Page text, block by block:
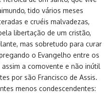
tido vários meses
e cruéis malvadezas,
libertação de um cristão,
mas sobretudo para curar
o Evangelho entre os
a comovente e não inútil
por são Francisco de Assis.
menos condescendentes: